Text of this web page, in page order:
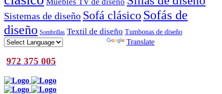
Sistemas de diseño Sofá clásico Sofás de
diseño Sombrillas Textil de diseño Tumbonas de diseño
Translate
972 375 005